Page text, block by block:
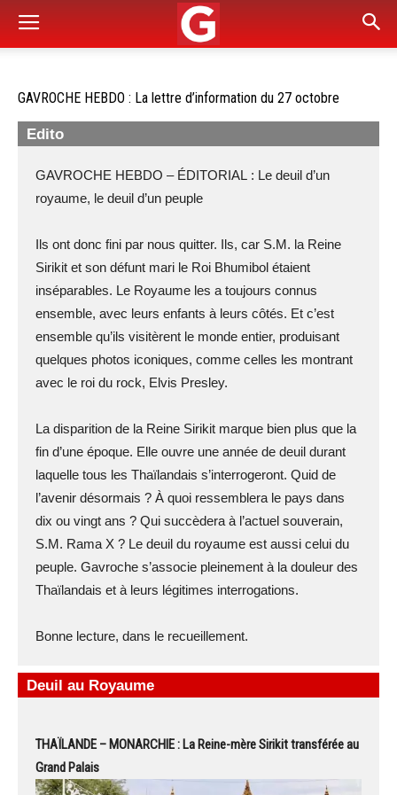
GAVROCHE HEBDO : La lettre d’information du 27 octobre
Edito
GAVROCHE HEBDO – ÉDITORIAL : Le deuil d’un
royaume, le deuil d’un peuple
Ils ont donc fini par nous quitter. Ils, car S.M. la Reine
Sirikit et son défunt mari le Roi Bhumibol étaient
inséparables. Le Royaume les a toujours connus
ensemble, avec leurs enfants à leurs côtés. Et c’est
ensemble qu’ils visitèrent le monde entier, produisant
quelques photos iconiques, comme celles les montrant
avec le roi du rock, Elvis Presley.
La disparition de la Reine Sirikit marque bien plus que la
fin d’une époque. Elle ouvre une année de deuil durant
laquelle tous les Thaïlandais s’interrogeront. Quid de
l’avenir désormais ? À quoi ressemblera le pays dans
dix ou vingt ans ? Qui succèdera à l’actuel souverain,
S.M. Rama X ? Le deuil du royaume est aussi celui du
peuple. Gavroche s’associe pleinement à la douleur des
Thaïlandais et à leurs légitimes interrogations.
Bonne lecture, dans le recueillement.
Deuil au Royaume
THAÏLANDE – MONARCHIE : La Reine-mère Sirikit transférée au
Grand Palais